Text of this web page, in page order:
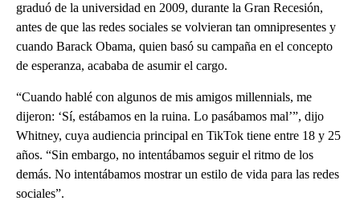
graduó de la universidad en 2009, durante la Gran Recesión,
antes de que las redes sociales se volvieran tan omnipresentes y
cuando Barack Obama, quien basó su campaña en el concepto
de esperanza, acababa de asumir el cargo.
“Cuando hablé con algunos de mis amigos millennials, me
dijeron: ‘Sí, estábamos en la ruina. Lo pasábamos mal’”, dijo
Whitney, cuya audiencia principal en TikTok tiene entre 18 y 25
años. “Sin embargo, no intentábamos seguir el ritmo de los
demás. No intentábamos mostrar un estilo de vida para las redes
sociales”.